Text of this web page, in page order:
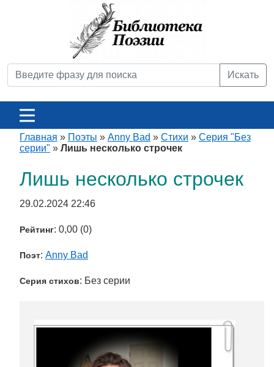
Искать
Главная » Поэты » Anny Bad » Стихи » Серия "Без
серии" » Лишь несколько строчек
Лишь несколько строчек
29.02.2024 22:46
Рейтинг: 0,00 (0)
Поэт: Anny Bad
Серия стихов: Без серии